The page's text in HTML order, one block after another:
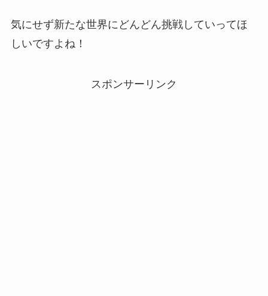
気にせず新たな世界にどんどん挑戦していってほ
しいですよね！
スポンサーリンク